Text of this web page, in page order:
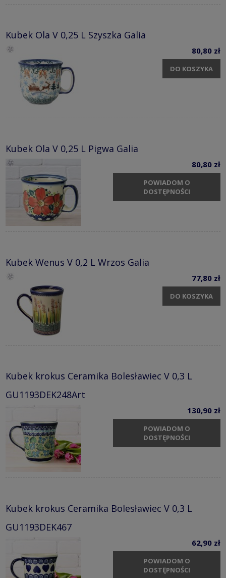
Kubek Ola V 0,25 L Szyszka Galia
80,80 zł
DO KOSZYKA
Kubek Ola V 0,25 L Pigwa Galia
80,80 zł
POWIADOM O
DOSTĘPNOŚCI
Kubek Wenus V 0,2 L Wrzos Galia
77,80 zł
DO KOSZYKA
Kubek krokus Ceramika Bolesławiec V 0,3 L
GU1193DEK248Art
130,90 zł
POWIADOM O
DOSTĘPNOŚCI
Kubek krokus Ceramika Bolesławiec V 0,3 L
GU1193DEK467
62,90 zł
POWIADOM O
DOSTĘPNOŚCI